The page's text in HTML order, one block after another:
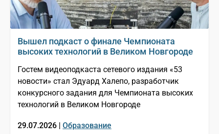
Вышел подкаст о финале Чемпионата
высоких технологий в Великом Новгороде
Гостем видеоподкаста сетевого издания «53
новости» стал Эдуард Халепо, разработчик
конкурсного задания для Чемпионата высоких
технологий в Великом Новгороде
29.07.2026 | Образование